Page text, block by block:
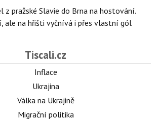
z pražské Slavie do Brna na hostování.
ale na hřišti vyčnívá i přes vlastní gól
Tiscali.cz
Inflace
Ukrajina
Válka na Ukrajině
Migrační politika